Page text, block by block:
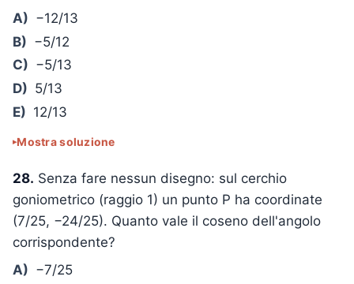
A) −12/13
B) −5/12
C) −5/13
D) 5/13
E) 12/13
Mostra soluzione
28. Senza fare nessun disegno: sul cerchio
goniometrico (raggio 1) un punto P ha coordinate
(7/25, −24/25). Quanto vale il coseno dell'angolo
corrispondente?
A) −7/25